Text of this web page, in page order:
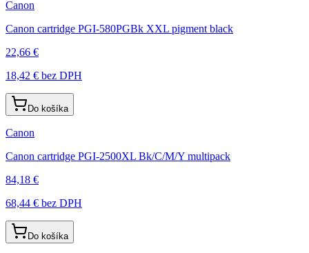
Canon
Canon cartridge PGI-580PGBk XXL pigment black
22,66 €
18,42 € bez DPH
Do košíka
Canon
Canon cartridge PGI-2500XL Bk/C/M/Y multipack
84,18 €
68,44 € bez DPH
Do košíka